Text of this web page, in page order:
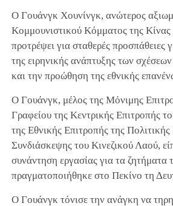
Ο Γουάνγκ Χουνίνγκ, ανώτερος
Κομμουνιστικού Κόμματος της
προτρέψει για σταθερές προσπάθειες
της ειρηνικής ανάπτυξης των
και την προώθηση της εθνικής
Ο Γουάνγκ, μέλος της Μόνιμης
Γραφείου της Κεντρικής Επιτροπής
της Εθνικής Επιτροπής της
Συνδιάσκεψης του Κινεζικού Λαού,
συνάντηση εργασίας για τα ζητήματα
πραγματοποιήθηκε στο Πεκίνο τη
Ο Γουάνγκ τόνισε την ανάγκη να